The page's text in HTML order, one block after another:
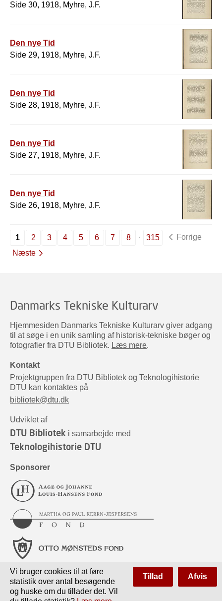
Side 30, 1918, Myhre, J.F.
Den nye Tid
Side 29, 1918, Myhre, J.F.
Den nye Tid
Side 28, 1918, Myhre, J.F.
Den nye Tid
Side 27, 1918, Myhre, J.F.
Den nye Tid
Side 26, 1918, Myhre, J.F.
1 2 3 4 5 6 7 8 315
Forrige
Næste
Danmarks Tekniske Kulturarv
Hjemmesiden Danmarks Tekniske Kulturarv giver adgang
til at søge i en unik samling af historisk-tekniske bøger og
fotografier fra DTU Bibliotek. Læs mere.
Kontakt
Projektgruppen fra DTU Bibliotek og Teknologihistorie
DTU kan kontaktes på
bibliotek@dtu.dk
Udviklet af
DTU Bibliotek i samarbejde med
Teknologihistorie DTU
Sponsorer
Vi bruger cookies til at føre
statistik over antal besøgende
og huske om du tillader det. Vil
Tillad Afvis